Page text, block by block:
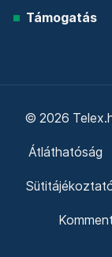
Támogatás
© 2026
Átláthatóság